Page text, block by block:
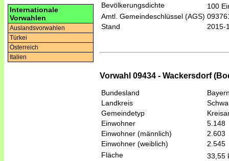
Internationale
Vorwahlen
Auslandsvorwahlen
Türkei
Österreich
Italien
Bevölkerungsdichte
100
Amtl. Gemeindeschlüssel (AGS)
Stand
2015-
Vorwahl 09434 - Wackersdorf
Bundesland
Landkreis
Gemeindetyp
Einwohner
5.148
Einwohner (männlich)
2.603
Einwohner (weiblich)
2.545
Fläche
33,55